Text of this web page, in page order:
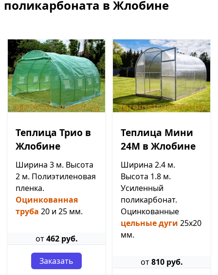
поликарбоната в Жлобине
Теплица Трио в
Жлобине
Ширина 3 м. Высота
2 м. Полиэтиленовая
пленка.
Оцинкованная
труба 20 и 25 мм.
от462 руб.
Заказать
Теплица Мини
24М в Жлобине
Ширина 2.4 м.
Высота 1.8 м.
Усиленный
поликарбонат.
Оцинкованные
цельные дуги 25х20
мм.
от810 руб.